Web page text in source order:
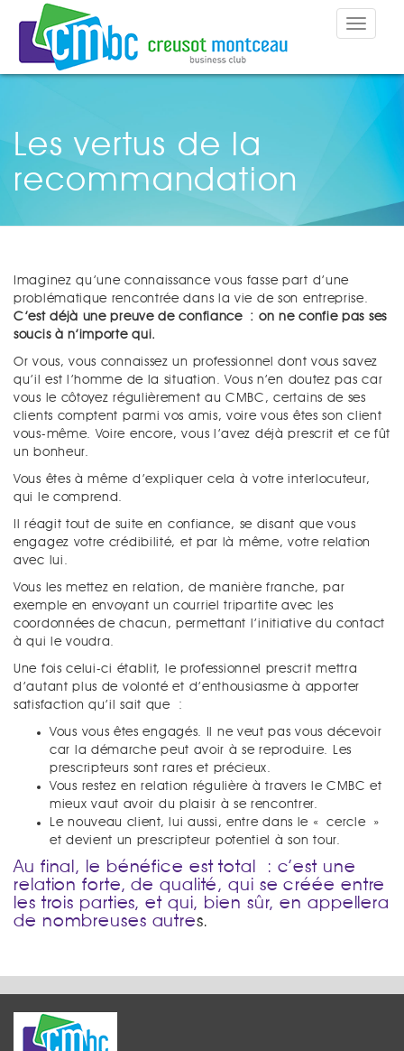
Toggle
Les vertus de la
recommandation
Imaginez qu’une connaissance vous fasse part d’une
problématique rencontrée dans la vie de son entreprise.
C’est déjà une preuve de confiance : on ne confie pas ses
soucis à n’importe qui.
Or vous, vous connaissez un professionnel dont vous savez
qu’il est l’homme de la situation. Vous n’en doutez pas car
vous le côtoyez régulièrement au CMBC, certains de ses
clients comptent parmi vos amis, voire vous êtes son client
vous-même. Voire encore, vous l’avez déjà prescrit et ce fût
un bonheur.
Vous êtes à même d’expliquer cela à votre interlocuteur,
qui le comprend.
Il réagit tout de suite en confiance, se disant que vous
engagez votre crédibilité, et par là même, votre relation
avec lui.
Vous les mettez en relation, de manière franche, par
exemple en envoyant un courriel tripartite avec les
coordonnées de chacun, permettant l’initiative du contact
à qui le voudra.
Une fois celui-ci établit, le professionnel prescrit mettra
d’autant plus de volonté et d’enthousiasme à apporter
satisfaction qu’il sait que :
Vous vous êtes engagés. Il ne veut pas vous décevoir
car la démarche peut avoir à se reproduire. Les
prescripteurs sont rares et précieux.
Vous restez en relation régulière à travers le CMBC et
mieux vaut avoir du plaisir à se rencontrer.
Le nouveau client, lui aussi, entre dans le « cercle »
et devient un prescripteur potentiel à son tour.
Au final, le bénéfice est total : c’est une
relation forte, de qualité, qui se créée entre
les trois parties, et qui, bien sûr, en appellera
de nombreuses autres.